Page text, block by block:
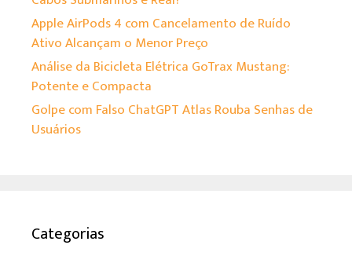
Apple AirPods 4 com Cancelamento de Ruído
Ativo Alcançam o Menor Preço
Análise da Bicicleta Elétrica GoTrax Mustang:
Potente e Compacta
Golpe com Falso ChatGPT Atlas Rouba Senhas de
Usuários
Categorias